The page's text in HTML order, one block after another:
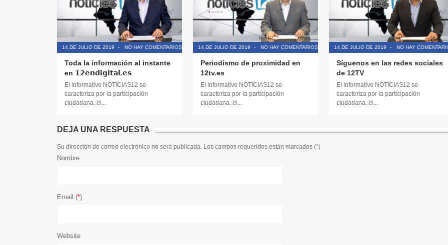
14 DE JULIO DE 2019 - NO HAY COMENTARIOS
Toda la información al instante
en 𝟭𝟮𝗲𝗻𝗱𝗶𝗴𝗶𝘁𝗮𝗹.𝗲𝘀
El informativo NOTICIAS12 se
caracteriza por la participación
ciudadana, el...
14 DE JULIO DE 2019 - NO HAY COMENTARIOS
Periodismo de proximidad en
12tv.es
El informativo NOTICIAS12 se
caracteriza por la participación
ciudadana, el...
14 DE JULIO DE 2019 - NO HAY
Síguenos en las redes sociales
de 12TV
El informativo NOTICIAS12 se
caracteriza por la participación
ciudadana, el...
DEJA UNA RESPUESTA
Su dirección de correo electrónico no será publicada. Los campos requeridos están marcados (*)
Nombre
Email (*)
Website